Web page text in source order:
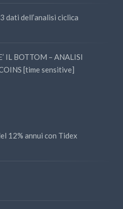
dati dell’analisi ciclica
IL BOTTOM – ANALISI
[time sensitive]
12% annui con Tidex